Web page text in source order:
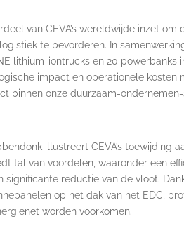
van CEVA’s wereldwijde inzet
te bevorderen. In
lithium-iontrucks en 20 powerbanks
impact en operationele kosten
binnen onze duurzaam-
illustreert CEVA’s toewijding
tal van voordelen, waaronder een
significante reductie van de vloot.
op het dak van het EDC,
worden voorkomen.